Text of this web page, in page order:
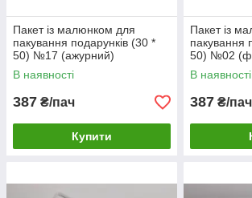
Пакет із малюнком для
пакування подарунків (30 *
50) №17 (ажурний)
"Крапелька" (100 шт)
В наявності
387 ₴/пач
Купити
Пакет із
пакування
50) №02
"Сніжинка"
В наявності
387 ₴/пач